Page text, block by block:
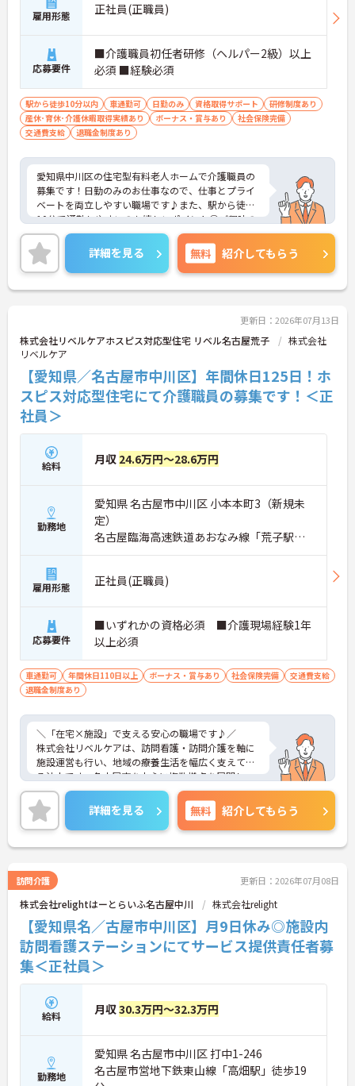
雇用形態 正社員(正職員)
応募要件
■介護職員初任者研修（ヘルパー2級）以上
必須 ■経験必須
駅から徒歩10分以内 車通勤可 日勤のみ 資格取得サポート
研修制度あり
産休･育休･介護休暇取得実績あり
ボーナス・賞与あり
社会保険完備
交通費支給
退職金制度あり
愛知県中川区の住宅型有料老人ホームで介護職員の
募集です！日勤のみのお仕事なので、仕事とプライ
ベートを両立しやすい職場です♪また、駅から徒歩
10分で通勤しやすいのも嬉しいポイント◎ご興味の
ある方は面接ポイントをお伝えしますので、お気軽
にご連絡ください。
詳細を見る 無料 紹介してもらう
更新日：2026年07月13日
株式会社リベルケアホスピス対応型住宅 リベル名古屋荒子
株式会社
リベルケア
【愛知県／名古屋市中川区】年間休日125日！ホ
スピス対応型住宅にて介護職員の募集です！＜正
社員＞
給料 月収 24.6万円～28.6万円
勤務地
愛知県 名古屋市中川区 小本本町3（新規未
定）
名古屋臨海高速鉄道あおなみ線「荒子駅」
徒歩11分
雇用形態 正社員(正職員)
応募要件
■いずれかの資格必須 ■介護現場経験1年
以上必須
車通勤可 年間休日110日以上 ボーナス・賞与あり 社会保険完備
交通費支給
退職金制度あり
＼「在宅×施設」で支える安心の職場です♪／
株式会社リベルケアは、訪問看護・訪問介護を軸に
施設運営も行い、地域の療養生活を幅広く支えてい
る法人です。名古屋市を中心に複数拠点を展開し、
在宅と施設の両面から継続的な支援ができる点が魅
力。医療依存度の高い方への対応や終末期ケアにも
関われる環境で、介護職として経験の幅をしっかり
広げられます。年間休日「125日」でしっかり休め
るほか、残業も少なく無理のない勤務体制で、プラ
設の立ち上げにも関われるタイミングで、「これか
ら」を一緒に作れるやりがいがあります。
■ しっかり休める！ゆとりある働き方
無理なく長く続けられる勤務環境が整っています。
・年間休日「125日」でしっかりリフレッシュ
・残業は基本的に少なく、定時終業が中心
→ ワークライフバランスを大切にしたい方におすす
■ 収入も安心◎分かりやすい給与体系
詳細を見る 無料 紹介してもらう
訪問介護 更新日：2026年07月08日
株式会社relightはーとらいふ名古屋中川 株式会社relight
【愛知県名／古屋市中川区】月9日休み◎施設内
訪問看護ステーションにてサービス提供責任者募
集＜正社員＞
給料 月収30.3万円～32.3万円
勤務地
愛知県 名古屋市中川区 打中1-246
名古屋市営地下鉄東山線「高畑駅」徒歩19